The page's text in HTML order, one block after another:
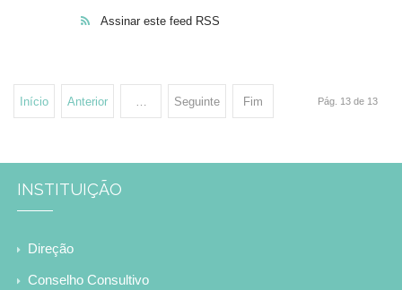
Assinar este feed RSS
Início Anterior Seguinte Fim Pág. 13 de 13
INSTITUIÇÃO
Direção
Conselho Consultivo